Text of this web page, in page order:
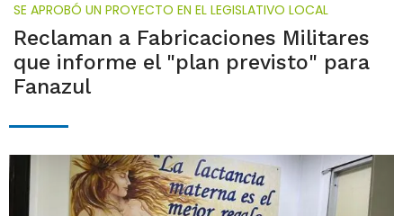
SE APROBÓ UN PROYECTO EN EL LEGISLATIVO LOCAL
Reclaman a Fabricaciones Militares
que informe el "plan previsto" para
Fanazul